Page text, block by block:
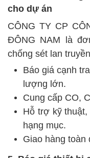
cho dự án
CÔNG TY CP
ĐÔNG NAM là
chống sét lan
Báo giá cạnh
lượng lớn.
Cung cấp CO,
Hỗ trợ kỹ
hạng mục.
Giao hàng toàn